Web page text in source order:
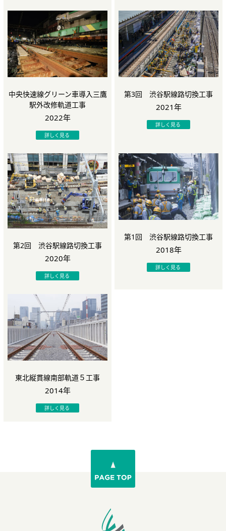
利用規約とプライバシーポリシー
中央快速線グリーン車導入三鷹
駅外改修軌道工事
2022年
詳しく見る
第3回 渋谷駅線路切換工事
2021年
詳しく見る
第2回 渋谷駅線路切換工事
2020年
詳しく見る
第1回 渋谷駅線路切換工事
2018年
詳しく見る
東北縦貫線南部軌道５工事
2014年
詳しく見る